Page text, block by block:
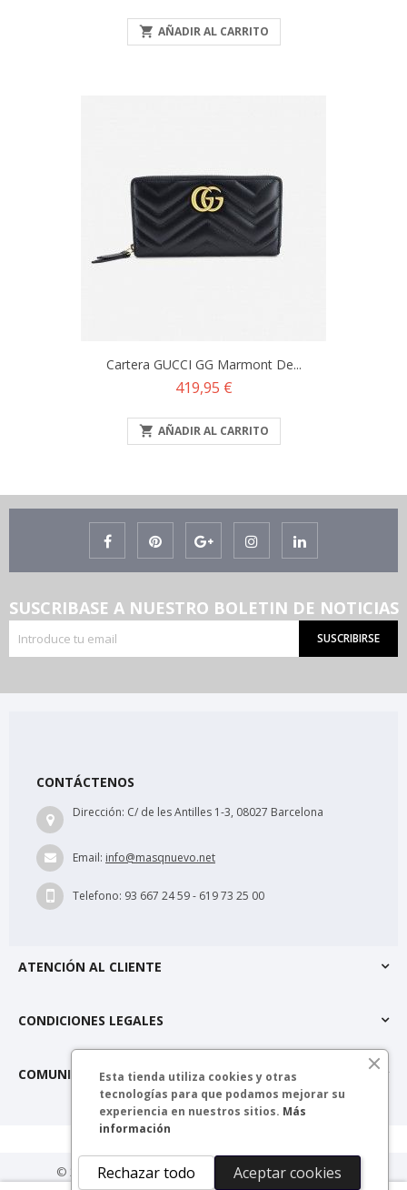
 AÑADIR AL CARRITO
Cartera GUCCI GG Marmont De...
Precio
419,95 €
 AÑADIR AL CARRITO
SUSCRIBASE A NUESTRO BOLETIN DE NOTICIAS
SUSCRIBIRSE
CONTÁCTENOS
Dirección: C/ de les Antilles 1-3, 08027 Barcelona
Email: info@masqnuevo.net
Telefono: 93 667 24 59 - 619 73 25 00
ATENCIÓN AL CLIENTE
CONDICIONES LEGALES
COMUNIDAD MÁSQNUEVO
© 2025 másQnuevo. Todos los derechos reservados.
Esta tienda utiliza cookies y otras
tecnologías para que podamos mejorar su
experiencia en nuestros sitios. Más
información
Aceptar cookies
Rechazar todo